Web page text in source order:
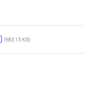
(983.13 KB)